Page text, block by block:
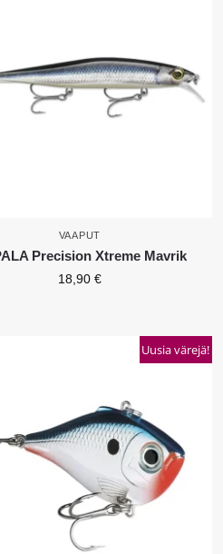
VAAPUT
Precision Xtreme Mavrik
18,90 €
Uusia värejä!